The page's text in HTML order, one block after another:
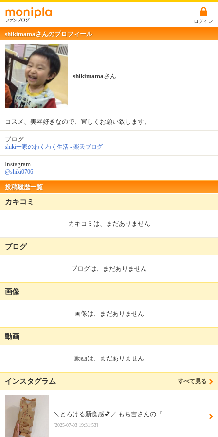
ログイン
shikimamaさんのプロフィール
shikimamaさん
コスメ、美容好きなので、宜しくお願い致します。
ブログ
shiki一家のわくわく生活 - 楽天ブログ
Instagram
@shiki0706
投稿履歴一覧
カキコミ
カキコミは、まだありません
ブログ
ブログは、まだありません
画像
画像は、まだありません
動画
動画は、まだありません
インスタグラム すべて見る
＼とろける新食感💕／ もち吉さんの『…
[2025-07-03 19:31:53]